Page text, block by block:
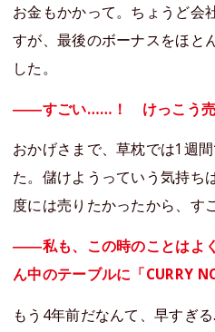
お金もかかって。ちょうど会
すが、最後のボーナスをほと
した。
――すごい……！ けっこう売
おかげさまで、草枕では1週
た。儲けようっていう気持ち
度には売りたかったから、す
――私も、この時のことはよ
ん中のテーブルに「CURRY
もう4年前だなんて、早すぎ